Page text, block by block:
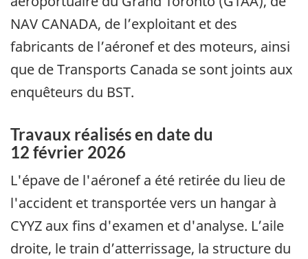
NAV CANADA, de l’exploitant et des
fabricants de l’aéronef et des moteurs, ainsi
que de Transports Canada se sont joints aux
enquêteurs du BST.
Travaux réalisés en date du
12 février 2026
L'épave de l'aéronef a été retirée du lieu de
l'accident et transportée vers un hangar à
CYYZ aux fins d'examen et d'analyse. L’aile
droite, le train d’atterrissage, la structure du